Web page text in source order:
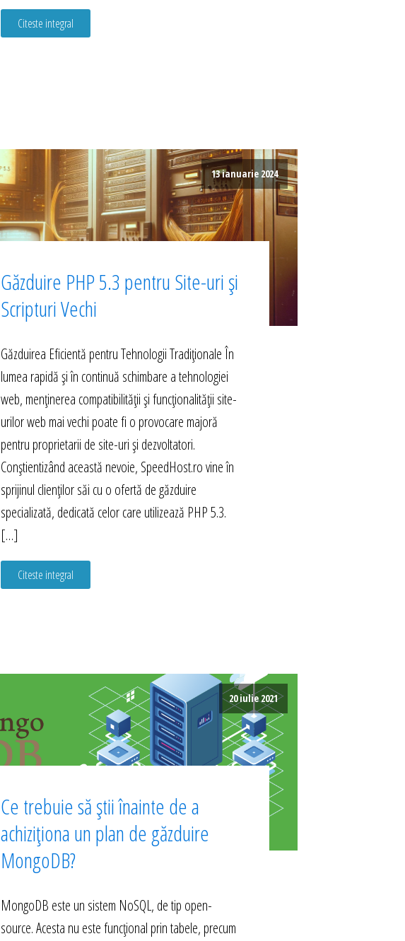
Citeste integral
13 ianuarie 2024
Găzduire PHP 5.3 pentru Site-uri și
Scripturi Vechi
Găzduirea Eficientă pentru Tehnologii Tradiționale În
lumea rapidă și în continuă schimbare a tehnologiei
web, menținerea compatibilității și funcționalității site-
urilor web mai vechi poate fi o provocare majoră
pentru proprietarii de site-uri și dezvoltatori.
Conștientizând această nevoie, SpeedHost.ro vine în
sprijinul clienților săi cu o ofertă de găzduire
specializată, dedicată celor care utilizează PHP 5.3.
[…]
Citeste integral
20 iulie 2021
Ce trebuie să știi înainte de a
achiziționa un plan de găzduire
MongoDB?
MongoDB este un sistem NoSQL, de tip open-
source. Acesta nu este funcțional prin tabele, precum